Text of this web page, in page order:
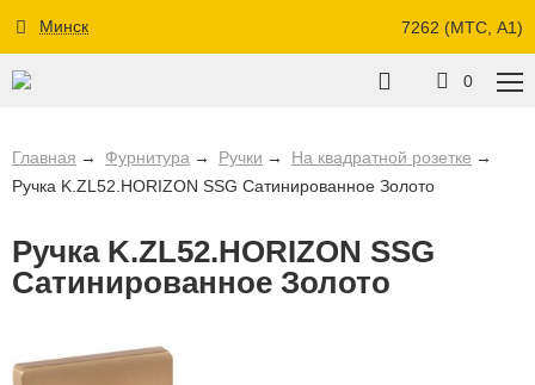
Минск 7262 (МТС, A1)
0
Главная Фурнитура Ручки
На квадратной розетке
Ручка K.ZL52.HORIZON SSG Сатинированное Золото
Ручка K.ZL52.HORIZON SSG
Сатинированное Золото